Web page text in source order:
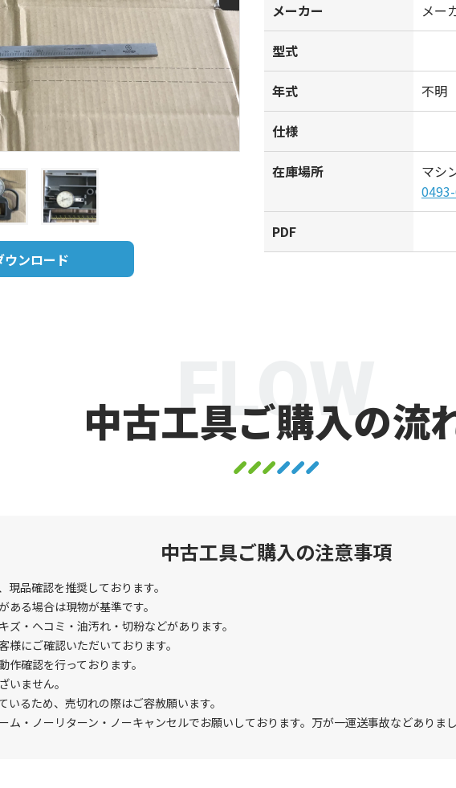
ンロード
メーカー メー
型式
年式 不明
仕様
在庫場所
マシ
PDF
中古工具ご購入の流
FLOW
中古工具ご購入の注意事項
現品確認を推奨しております。
ある場合は現物が基準です。
ズ・ヘコミ・油汚れ・切粉などがあります。
様にご確認いただいております。
作確認を行っております。
いません。
いるため、売切れの際はご容赦願います。
ム・ノーリターン・ノーキャンセルでお願いしております。万が一運送事故などありま